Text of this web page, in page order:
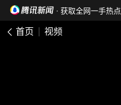
· 获取全网一手热点
首页 视频